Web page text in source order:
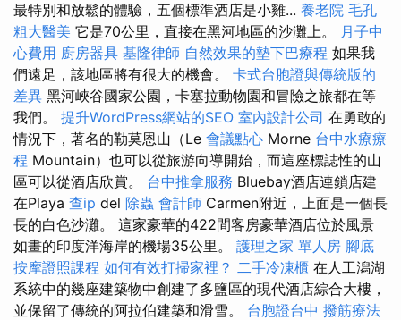
最特別和放鬆的體驗，五個標準酒店是小雞... 養老院 毛孔
粗大醫美 它是70公里，直接在黑河地區的沙灘上。 月子中
心費用 廚房器具 基隆律師 自然效果的墊下巴療程 如果我
們遠足，該地區將有很大的機會。 卡式台胞證與傳統版的
差異 黑河峽谷國家公園，卡塞拉動物園和冒險之旅都在等
我們。 提升WordPress網站的SEO 室內設計公司 在勇敢的
情況下，著名的勒莫恩山（Le 會議點心 Morne 台中水療療
程 Mountain）也可以從旅游向導開始，而這座標誌性的山
區可以從酒店欣賞。 台中推拿服務 Bluebay酒店連鎖店建
在Playa 查ip del 除蟲 會計師 Carmen附近，上面是一個長
長的白色沙灘。 這家豪華的422間客房豪華酒店位於風景
如畫的印度洋海岸的機場35公里。 護理之家 單人房 腳底
按摩證照課程 如何有效打掃家裡？ 二手冷凍櫃 在人工潟湖
系統中的幾座建築物中創建了多鹽區的現代酒店綜合大樓，
並保留了傳統的阿拉伯建築和滑雪。 台胞證台中 撥筋療法